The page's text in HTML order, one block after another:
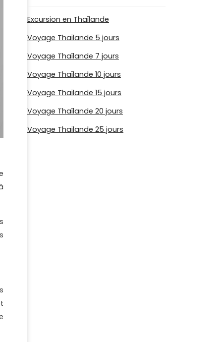
Excursion en Thaïlande
Voyage Thaïlande 5 jours
Voyage Thaïlande 7 jours
Voyage Thaïlande 10 jours
Voyage Thaïlande 15 jours
Voyage Thaïlande 20 jours
Voyage Thailande 25 jours